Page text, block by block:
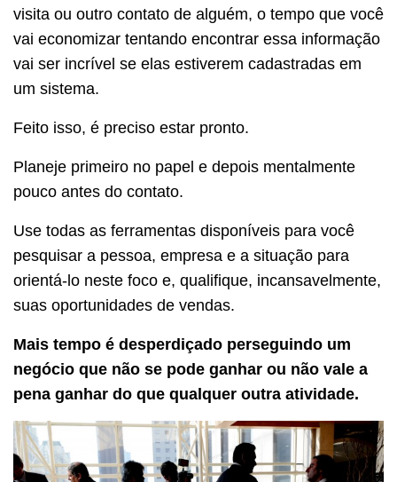
visita ou outro contato de alguém, o tempo que você
vai economizar tentando encontrar essa informação
vai ser incrível se elas estiverem cadastradas em
um sistema.
Feito isso, é preciso estar pronto.
Planeje primeiro no papel e depois mentalmente
pouco antes do contato.
Use todas as ferramentas disponíveis para você
pesquisar a pessoa, empresa e a situação para
orientá-lo neste foco e, qualifique, incansavelmente,
suas oportunidades de vendas.
Mais tempo é desperdiçado perseguindo um
negócio que não se pode ganhar ou não vale a
pena ganhar do que qualquer outra atividade.